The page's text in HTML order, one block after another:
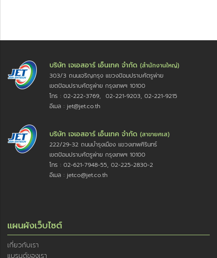
บริษัท เจเอสอาร์ เอ็นเทค จำกัด (สำนักงานใหญ่)
303/3 ถนนเจริญกรุง แขวงป้อมปราบศัตรูพ่าย
เขตป้อมปราบศัตรูพ่าย กรุงเทพฯ 10100
โทร : 02-222-3769, 02-221-9203, 02-221-9215
อีเมล : jet@jet.co.th
บริษัท เจเอสอาร์ เอ็นเทค จำกัด (สาขายศเส)
222/29-32 ถนนบำรุงเมือง แขวงเทพศิรินทร์
เขตป้อมปราบศัตรูพ่าย กรุงเทพฯ 10100
โทร : 02-621-7948-55, 02-225-2830-2
อีเมล : jetco@jet.co.th
แผนผังเว็บไซต์
เกี่ยวกับเรา
แบรนด์ของเรา